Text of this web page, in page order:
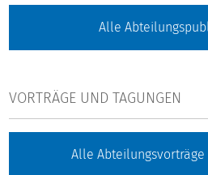
Alle
VORTRÄGE UND TAGUNGEN
Alle